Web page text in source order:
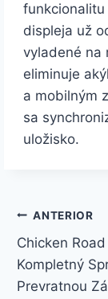
displeja už
vyladené na
eliminuje
a mobilným
sa
uložisko.
ANTERIOR
Chicken Road
Kompletný
Prevratnou